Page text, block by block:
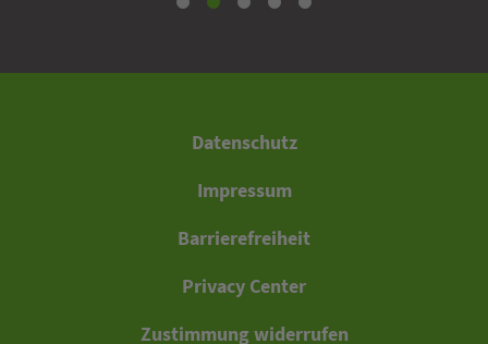
Datenschutz
Impressum
Barrierefreiheit
Privacy Center
Zustimmung widerrufen